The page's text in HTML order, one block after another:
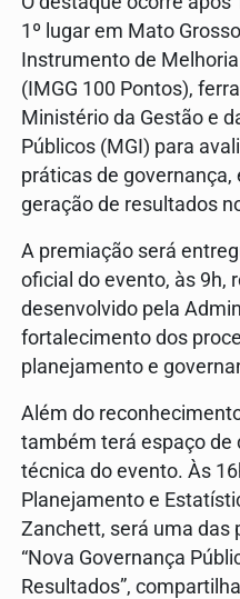
1º lugar em Mato
Instrumento de
(IMGG 100 Pontos),
Ministério da Gestão e
Públicos (MGI) para
práticas de
geração de resultados
A premiação será
oficial do evento, às 9h,
desenvolvido pela
fortalecimento dos
planejamento e
Além do
também terá espaço de
técnica do evento. Às
Planejamento e
Zanchett, será uma das
“Nova Governança
Resultados”,